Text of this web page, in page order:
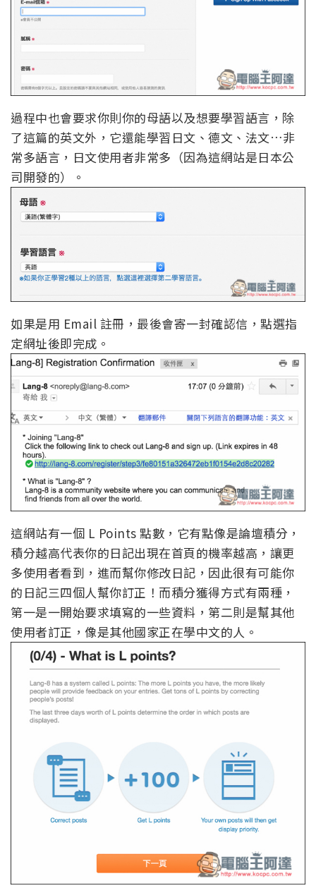
過程中也會要求你則你的母語以及想要學習語言，除
了這篇的英文外，它還能學習日文、德文、法文…非
常多語言，日文使用者非常多（因為這網站是日本公
司開發的）。
如果是用 Email 註冊，最後會寄一封確認信，點選指
定網址後即完成。
這網站有一個 L Points 點數，它有點像是論壇積分，
積分越高代表你的日記出現在首頁的機率越高，讓更
多使用者看到，進而幫你修改日記，因此很有可能你
的日記三四個人幫你訂正！而積分獲得方式有兩種，
第一是一開始要求填寫的一些資料，第二則是幫其他
使用者訂正，像是其他國家正在學中文的人。